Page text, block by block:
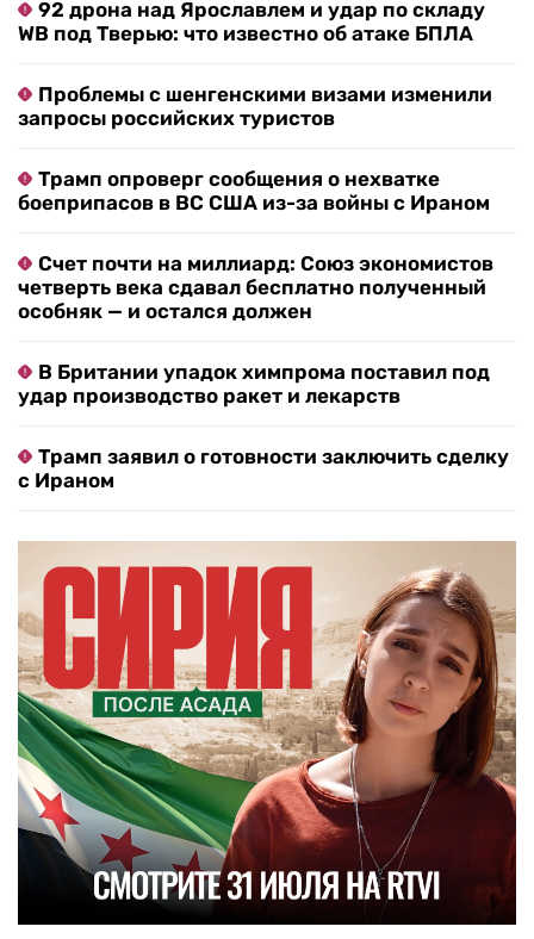
92 дрона над Ярославлем и удар по складу
WB под Тверью: что известно об атаке БПЛА
Проблемы с шенгенскими визами изменили
запросы российских туристов
Трамп опроверг сообщения о нехватке
боеприпасов в ВС США из-за войны с Ираном
Счет почти на миллиард: Союз экономистов
четверть века сдавал бесплатно полученный
особняк — и остался должен
В Британии упадок химпрома поставил под
удар производство ракет и лекарств
Трамп заявил о готовности заключить сделку
с Ираном